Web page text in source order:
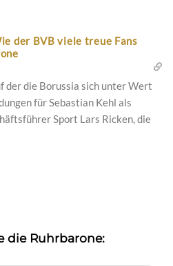
der BVB viele treue Fans
der die Borussia sich unter Wert
für Sebastian Kehl als
Sport Lars Ricken, die
die Ruhrbarone: